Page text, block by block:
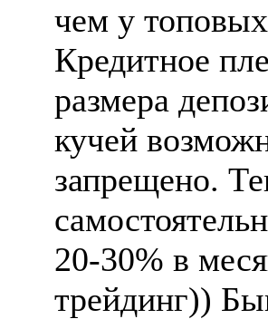
чем у
Кредитное
размера
кучей
запрещено.
20-30% в
трейдинг))